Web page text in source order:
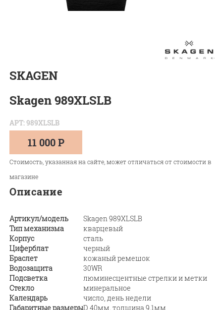
SKAGEN
Skagen 989XLSLB
АРТ: 989XLSLB
11 000 Р
Стоимость, указанная на сайте, может отличаться от стоимости в
магазине
Описание
Артикул/модель
Skagen 989XLSLB
Тип механизма
кварцевый
Корпус
сталь
Циферблат
черный
Браслет
кожаный ремешок
Водозащита
30WR
Подсветка
люминесцентные стрелки и метки
Стекло
минеральное
Календарь
число, день недели
Габаритные размерыD 40мм, толщина 9,1мм